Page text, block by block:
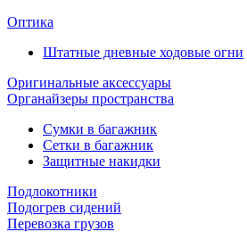
Оптика
Штатные дневные ходовые огни
Оригинальные аксессуары
Органайзеры пространства
Сумки в багажник
Сетки в багажник
Защитные накидки
Подлокотники
Подогрев сидений
Перевозка грузов